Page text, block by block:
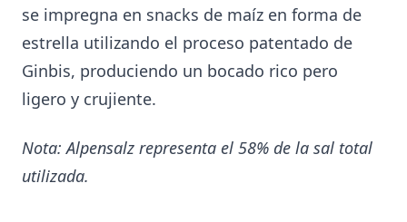
se impregna en snacks de maíz en forma de
estrella utilizando el proceso patentado de
Ginbis, produciendo un bocado rico pero
ligero y crujiente.
Nota: Alpensalz representa el 58% de la sal total
utilizada.